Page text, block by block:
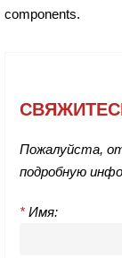
components.
Пожалуйста,
подробную
* Имя: